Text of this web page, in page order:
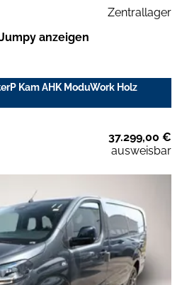
Zentrallager
anzeigen
Kam AHK ModuWork Holz
37.299,00 €
ausweisbar